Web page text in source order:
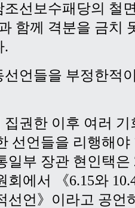
선보수패당의 철
함께 격분을 금치
.
선언들을 부정한적
집권한 이후 여러
선언들을 리행해야
일부 장관 현인택은
회에서 《6.15와
선언》이라고 공언